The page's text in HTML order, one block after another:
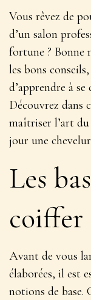
Vous rêvez de
d’un salon
fortune ? Bonne
les bons
d’apprendre à
Découvrez dans
maîtriser l’art
jour une
Les
coiffer
Avant de vous
élaborées, il est
notions de base.